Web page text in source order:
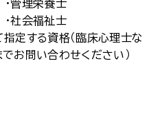
栄養士
福祉士
定する資格（臨床心理士な
お問い合わせください）